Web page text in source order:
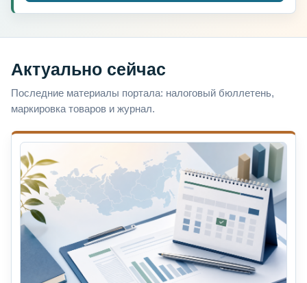
Актуально сейчас
Последние материалы портала: налоговый бюллетень,
маркировка товаров и журнал.